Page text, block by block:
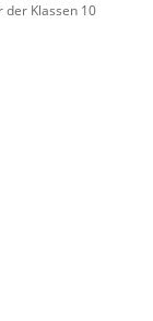
Klassen 10